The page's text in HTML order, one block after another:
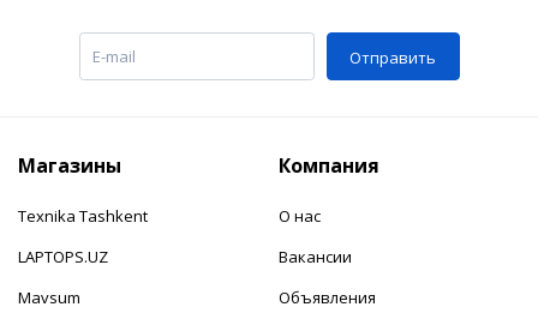
Отправить
Магазины
Texnika Tashkent
LAPTOPS.UZ
Mavsum
Компания
О нас
Вакансии
Объявления